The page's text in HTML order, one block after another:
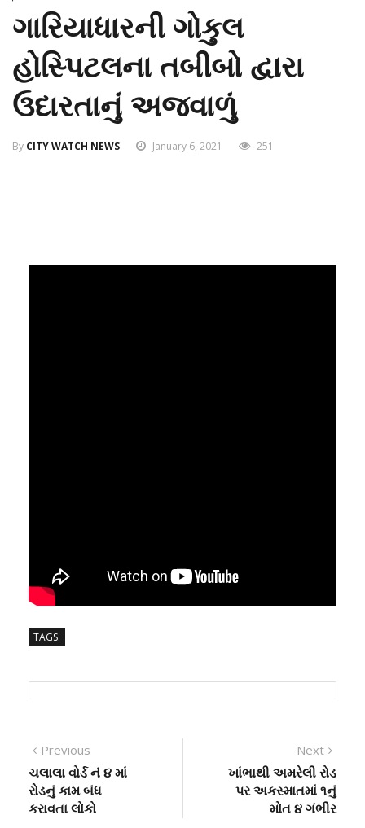
ગારિયાધારની ગોકુલ
હોસ્પિટલના તબીબો દ્વારા
ઉદારતાનું અજવાળું
By CITY WATCH NEWS January 6, 2021 251
TAGS:
Post
navigation
Previous
post:
ચલાલા વોર્ડ નં ૪ માં
રોડનું કામ બંધ
કરાવતા લોકો
Next
post:
ખાંભાથી અમરેલી રોડ
પર અકસ્માતમાં ૧નું
મોત ૪ ગંભીર